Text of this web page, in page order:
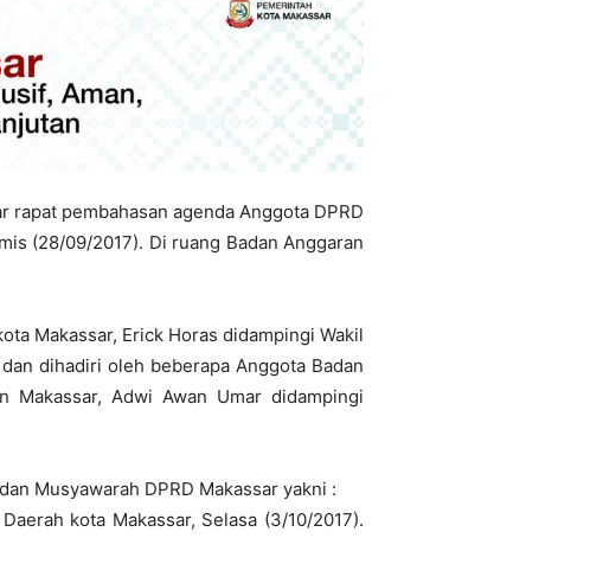
rapat pembahasan agenda Anggota DPRD
(28/09/2017). Di ruang Badan Anggaran
Makassar, Erick Horas didampingi Wakil
dihadiri oleh beberapa Anggota Badan
Makassar, Adwi Awan Umar didampingi
Musyawarah DPRD Makassar yakni :
kota Makassar, Selasa (3/10/2017).